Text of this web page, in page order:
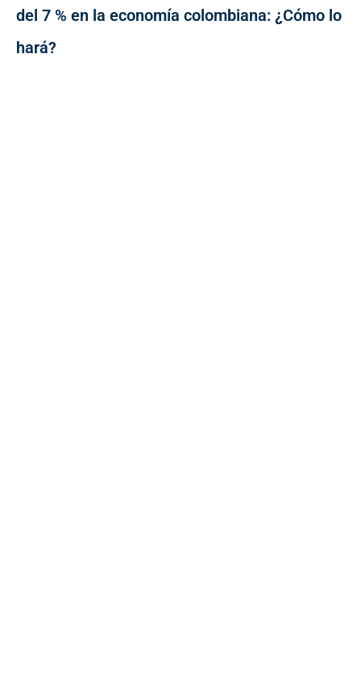
del 7 % en la economía colombiana: ¿Cómo lo
hará?